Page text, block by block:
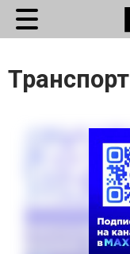
Транспорт